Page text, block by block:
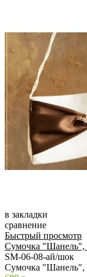
в закладки
сравнение
Быстрый просмотр
Сумочка "Шанель",
SM-06-08-ай/шок
Сумочка "Шанель",